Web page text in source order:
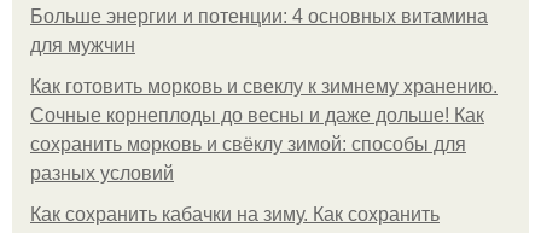
Больше энергии и потенции: 4 основных витамина
для мужчин
Как готовить морковь и свеклу к зимнему хранению.
Сочные корнеплоды до весны и даже дольше! Как
сохранить морковь и свёклу зимой: способы для
разных условий
Как сохранить кабачки на зиму. Как сохранить